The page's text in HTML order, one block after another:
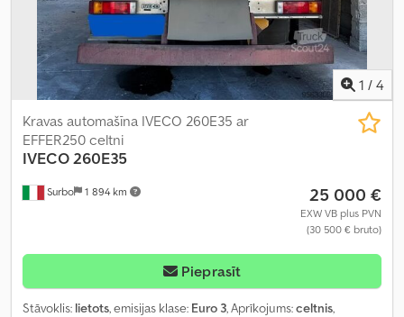
1 / 4
Surbo 1 894 km
Kravas automašīna IVECO 260E35 ar
EFFER250 celtni
IVECO260E35
25 000 €
EXW VB plus PVN
(30 500 € bruto)
Pieprasīt
Stāvoklis: lietots, emisijas klase: Euro 3, Aprīkojums:celtnis,